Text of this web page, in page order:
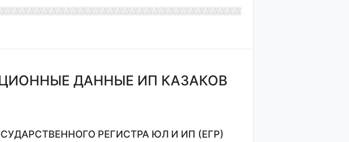
ДАННЫЕ ИП КАЗАКОВ
РЕГИСТРА ЮЛ И ИП (ЕГР)